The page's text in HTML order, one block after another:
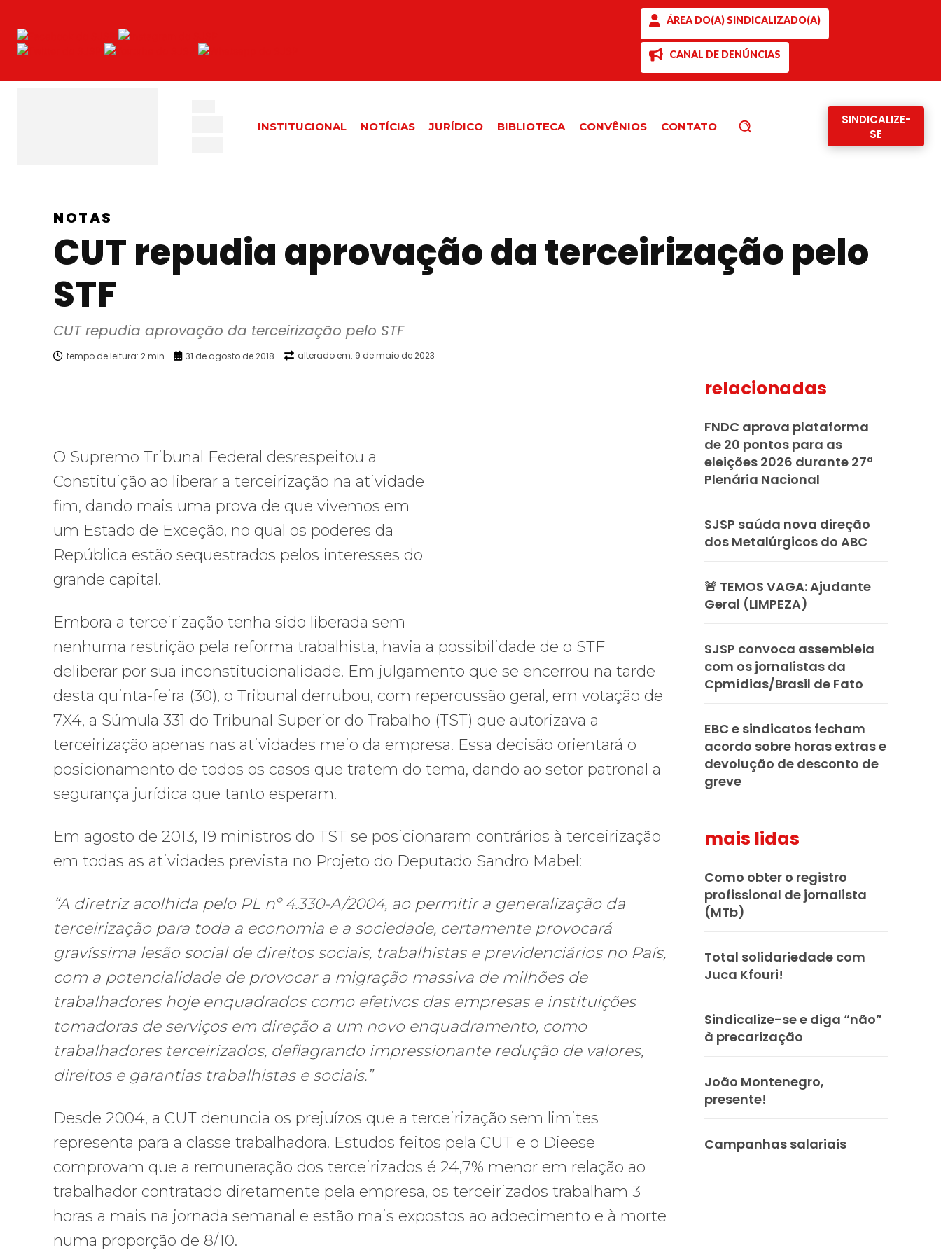
ÁREA DO(A) SINDICALIZADO(A)
CANAL DE DENÚNCIAS
INSTITUCIONAL NOTÍCIAS JURÍDICO BIBLIOTECA CONVÊNIOS CONTATO
SINDICALIZE-
SE
NOTAS
CUT repudia aprovação da terceirização pelo
STF
CUT repudia aprovação da terceirização pelo STF
tempo de leitura: 2 min. 31 de agosto de 2018 alterado em: 9 de maio de 2023
O Supremo Tribunal Federal desrespeitou a
Constituição ao liberar a terceirização na atividade
fim, dando mais uma prova de que vivemos em
um Estado de Exceção, no qual os poderes da
República estão sequestrados pelos interesses do
grande capital.
Embora a terceirização tenha sido liberada sem
nenhuma restrição pela reforma trabalhista, havia a possibilidade de o STF
deliberar por sua inconstitucionalidade. Em julgamento que se encerrou na tarde
desta quinta-feira (30), o Tribunal derrubou, com repercussão geral, em votação de
7X4, a Súmula 331 do Tribunal Superior do Trabalho (TST) que autorizava a
terceirização apenas nas atividades meio da empresa. Essa decisão orientará o
posicionamento de todos os casos que tratem do tema, dando ao setor patronal a
segurança jurídica que tanto esperam.
Em agosto de 2013, 19 ministros do TST se posicionaram contrários à terceirização
em todas as atividades prevista no Projeto do Deputado Sandro Mabel:
“A diretriz acolhida pelo PL nº 4.330-A/2004, ao permitir a generalização da
terceirização para toda a economia e a sociedade, certamente provocará
gravíssima lesão social de direitos sociais, trabalhistas e previdenciários no País,
com a potencialidade de provocar a migração massiva de milhões de
trabalhadores hoje enquadrados como efetivos das empresas e instituições
tomadoras de serviços em direção a um novo enquadramento, como
trabalhadores terceirizados, deflagrando impressionante redução de valores,
direitos e garantias trabalhistas e sociais.”
Desde 2004, a CUT denuncia os prejuízos que a terceirização sem limites
representa para a classe trabalhadora. Estudos feitos pela CUT e o Dieese
comprovam que a remuneração dos terceirizados é 24,7% menor em relação ao
trabalhador contratado diretamente pela empresa, os terceirizados trabalham 3
horas a mais na jornada semanal e estão mais expostos ao adoecimento e à morte
numa proporção de 8/10.
relacionadas
FNDC aprova plataforma
de 20 pontos para as
eleições 2026 durante 27ª
Plenária Nacional
SJSP saúda nova direção
dos Metalúrgicos do ABC
🚨 TEMOS VAGA: Ajudante
Geral (LIMPEZA)
SJSP convoca assembleia
com os jornalistas da
Cpmídias/Brasil de Fato
EBC e sindicatos fecham
acordo sobre horas extras e
devolução de desconto de
greve
mais lidas
Como obter o registro
profissional de jornalista
(MTb)
Total solidariedade com
Juca Kfouri!
Sindicalize-se e diga “não”
à precarização
João Montenegro,
presente!
Campanhas salariais